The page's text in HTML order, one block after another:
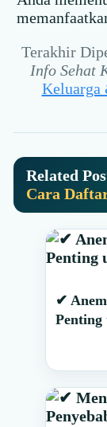
Terakhir
Info Sehat
Keluarga
Related
Cara
✔